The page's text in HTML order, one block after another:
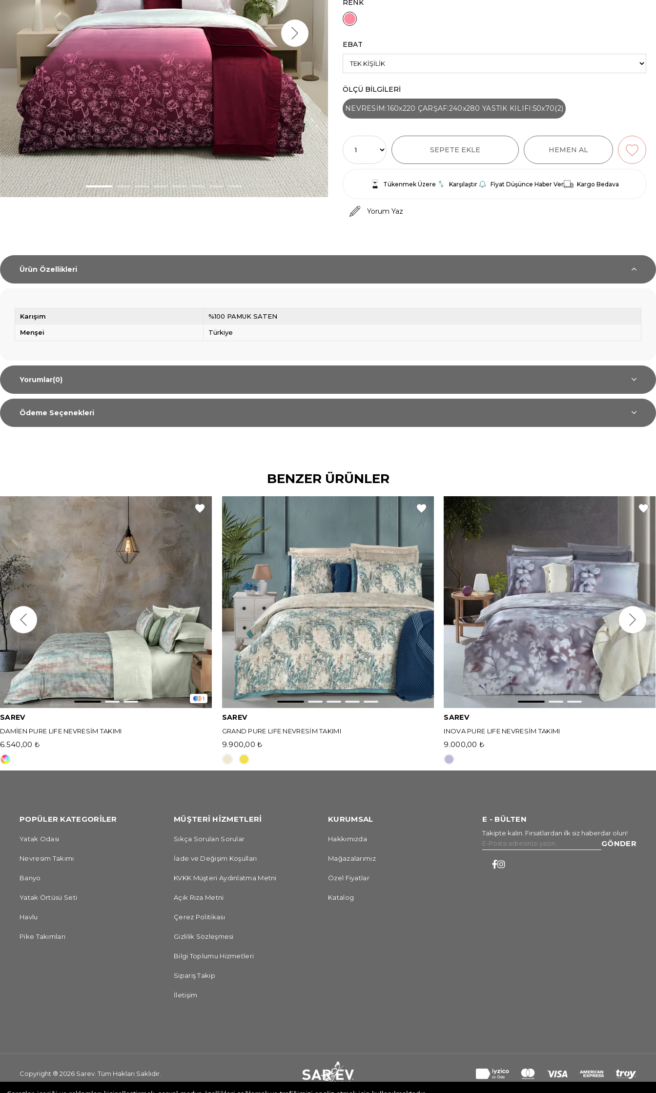
RENK
EBAT
ÖLÇÜ BİLGİLERİ
NEVRESİM:160x220 ÇARŞAF:240x280 YASTIK KILIFI:50x70(2)
Tükenmek Üzere Karşılaştır Fiyat Düşünce Haber Ver Kargo Bedava
Yorum Yaz
Ürün Özellikleri
Karışım %100 PAMUK SATEN
Menşei Türkiye
Yorumlar(0)
Ödeme Seçenekleri
BENZER ÜRÜNLER
1
SAREV
DAMİEN PURE LIFE NEVRESİM TAKIMI
6.540,00 ₺
SAREV
GRAND PURE LIFE NEVRESİM TAKIMI
9.900,00 ₺
SAREV
INOVA PURE LIFE NEVRESİM TAKIMI
9.000,00 ₺
POPÜLER KATEGORİLER
Yatak Odası
Nevresim Takımı
Banyo
Yatak Örtüsü Seti
Havlu
Pike Takımları
MÜŞTERİ HİZMETLERİ
Sıkça Sorulan Sorular
İade ve Değişim Koşulları
KVKK Müşteri Aydınlatma Metni
Açık Rıza Metni
Çerez Politikası
Gizlilik Sözleşmesi
Bilgi Toplumu Hizmetleri
Sipariş Takip
İletişim
KURUMSAL
Hakkımızda
Mağazalarımız
Özel Fiyatlar
Katalog
E - BÜLTEN
Takipte kalın. Fırsatlardan ilk siz haberdar olun!
GÖNDER
Copyright ® 2026 Sarev. Tüm Hakları Saklıdır.